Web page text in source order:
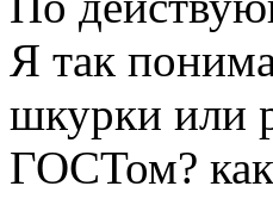
Я так
шкурки или
ГОСТом?